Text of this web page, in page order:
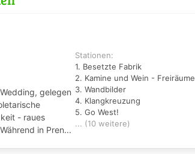
gelegen
- raues
in Pren...
Stationen:
1. Besetzte Fabrik
2. Kamine und Wein - Freiräume
3. Wandbilder
4. Klangkreuzung
5. Go West!
... (10 weitere)